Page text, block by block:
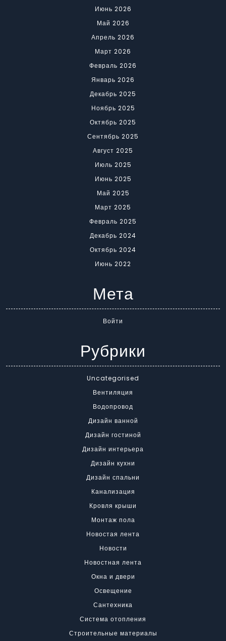
Июнь 2026
Май 2026
Апрель 2026
Март 2026
Февраль 2026
Январь 2026
Декабрь 2025
Ноябрь 2025
Октябрь 2025
Сентябрь 2025
Август 2025
Июль 2025
Июнь 2025
Май 2025
Март 2025
Февраль 2025
Декабрь 2024
Октябрь 2024
Июнь 2022
Мета
Войти
Рубрики
Uncategorised
Вентиляция
Водопровод
Дизайн ванной
Дизайн гостиной
Дизайн интерьера
Дизайн кухни
Дизайн спальни
Канализация
Кровля крыши
Монтаж пола
Новостая лента
Новости
Новостная лента
Окна и двери
Освещение
Сантехника
Система отопления
Строительные материалы